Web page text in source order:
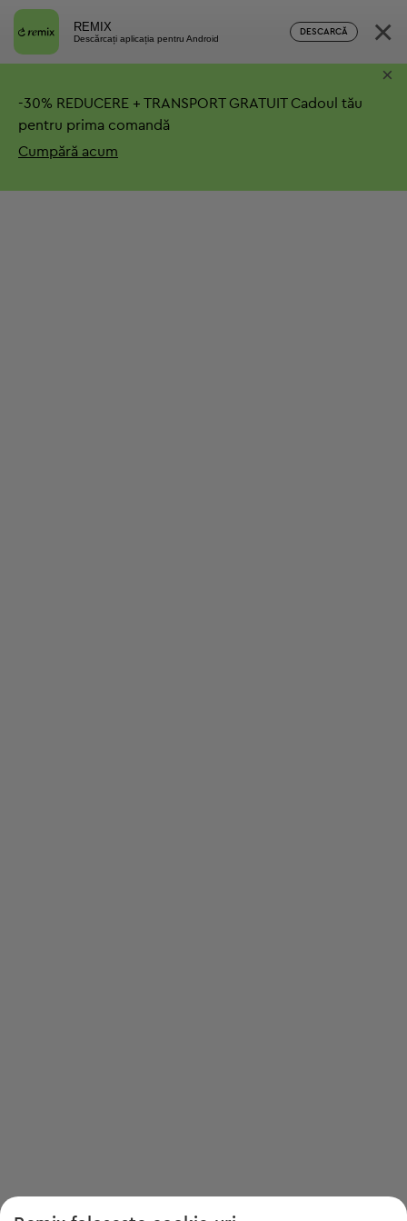
REMIX
Descărcați aplicația pentru Android
DESCARCĂ ×
-30% REDUCERE + TRANSPORT GRATUITCadoul tău
pentru prima comandă
Cumpără acum
×